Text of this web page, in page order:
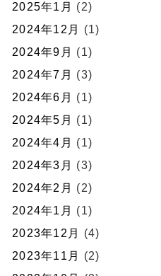
2025年1月
(2)
2024年12月
(1)
2024年9月
(1)
2024年7月
(3)
2024年6月
(1)
2024年5月
(1)
2024年4月
(1)
2024年3月
(3)
2024年2月
(2)
2024年1月
(1)
2023年12月
(4)
2023年11月
(2)